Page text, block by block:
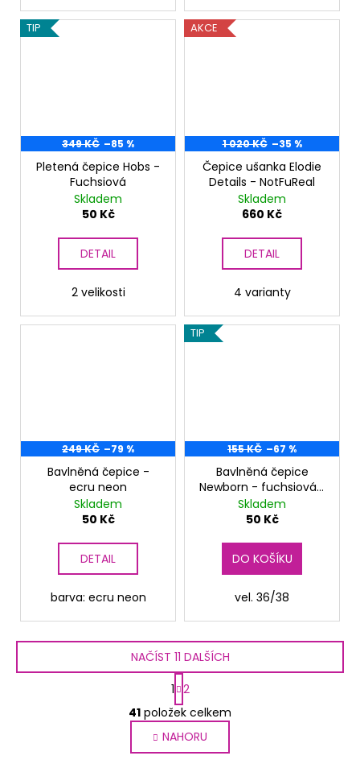
TIP
349 KČ –85 %
Pletená čepice Hobs -
Fuchsiová
Skladem
50 Kč
DETAIL
2 velikosti
AKCE
1 020 KČ –35 %
Čepice ušanka Elodie
Details - NotFuReal
Skladem
660 Kč
DETAIL
4 varianty
249 KČ –79 %
Bavlněná čepice -
ecru neon
Skladem
50 Kč
DETAIL
barva: ecru neon
TIP
155 KČ –67 %
Bavlněná čepice
Newborn - fuchsiová s
potiskem
Skladem
50 Kč
DO KOŠÍKU
vel. 36/38
O
v
l
á
NAČÍST 11 DALŠÍCH
S
t
r
á
n
k
1 2
41 položek celkem
NAHORU